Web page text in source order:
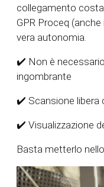
collegamento
GPR Proceq
vera autonomia.
✔️ Non è
ingombrante
✔️ Scansione libera
✔️ Visualizzazione
Basta metterlo